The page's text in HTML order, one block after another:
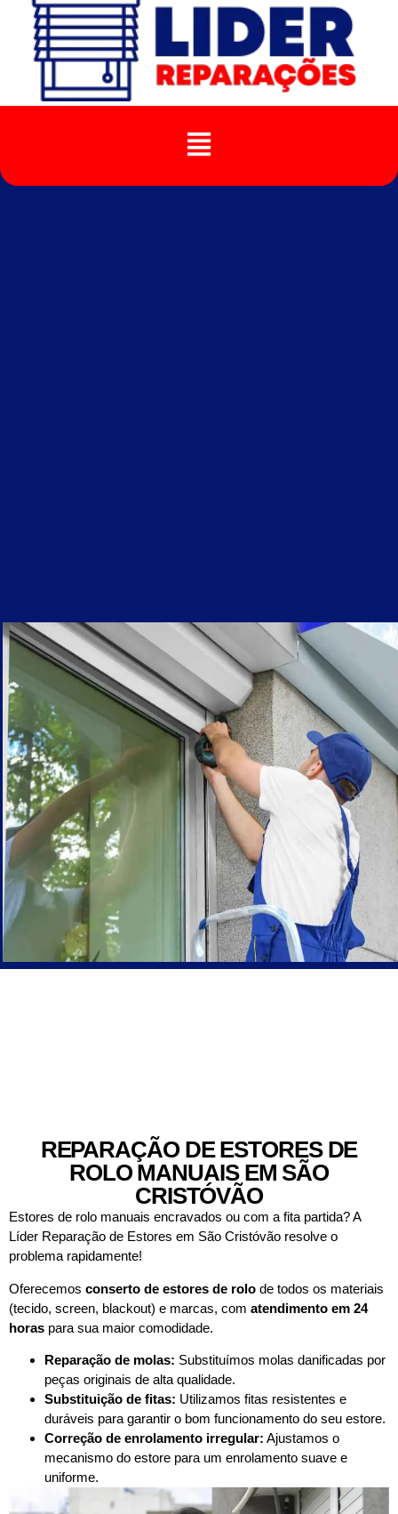
REPARAÇÃO DE ESTORES DE
ROLO MANUAIS EM SÃO
CRISTÓVÃO
Estores de rolo manuais encravados ou com a fita partida? A
Líder Reparação de Estores em São Cristóvão resolve o
problema rapidamente!
Oferecemos conserto de estores de rolo de todos os materiais
(tecido, screen, blackout) e marcas, com atendimento em 24
horas para sua maior comodidade.
Reparação de molas: Substituímos molas danificadas por
peças originais de alta qualidade.
Substituição de fitas: Utilizamos fitas resistentes e
duráveis para garantir o bom funcionamento do seu estore.
Correção de enrolamento irregular: Ajustamos o
mecanismo do estore para um enrolamento suave e
uniforme.